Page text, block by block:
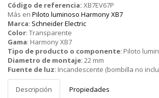
Código de referencia: XB7EV67P
Más en Piloto luminoso Harmony XB7
Marca: Schneider Electric
Color: Transparente
Gama: Harmony XB7
Tipo de producto o componente: Piloto
Diametro de montaje: 22 mm
Fuente de luz: Incandescente (bombilla no
Descripción Propiedades